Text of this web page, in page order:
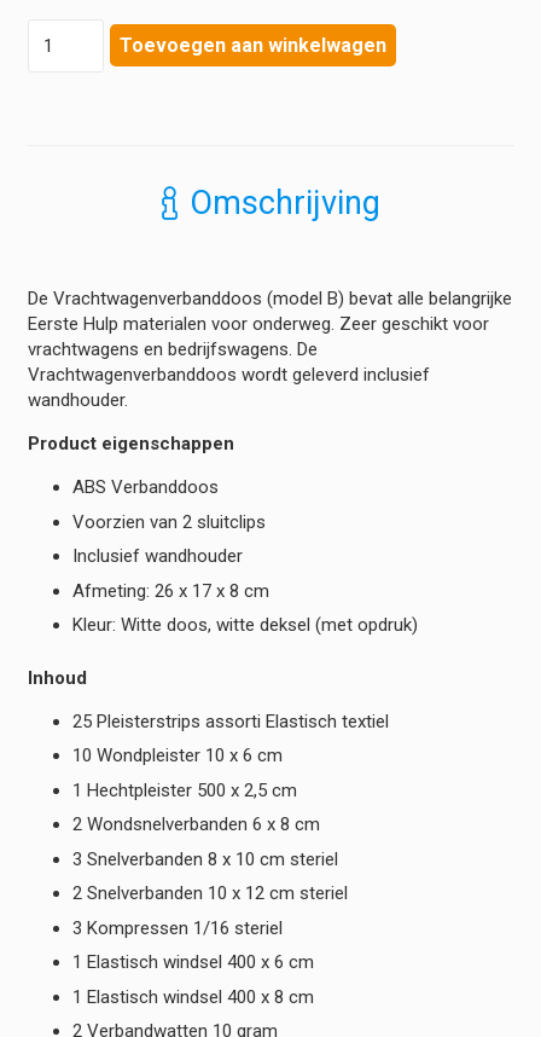
Toevoegen aan winkelwagen
Omschrijving
De Vrachtwagenverbanddoos (model B) bevat alle belangrijke
Eerste Hulp materialen voor onderweg. Zeer geschikt voor
vrachtwagens en bedrijfswagens. De
Vrachtwagenverbanddoos wordt geleverd inclusief
wandhouder.
Product eigenschappen
ABS Verbanddoos
Voorzien van 2 sluitclips
Inclusief wandhouder
Afmeting: 26 x 17 x 8 cm
Kleur: Witte doos, witte deksel (met opdruk)
Inhoud
25 Pleisterstrips assorti Elastisch textiel
10 Wondpleister 10 x 6 cm
1 Hechtpleister 500 x 2,5 cm
2 Wondsnelverbanden 6 x 8 cm
3 Snelverbanden 8 x 10 cm steriel
2 Snelverbanden 10 x 12 cm steriel
3 Kompressen 1/16 steriel
1 Elastisch windsel 400 x 6 cm
1 Elastisch windsel 400 x 8 cm
2 Verbandwatten 10 gram